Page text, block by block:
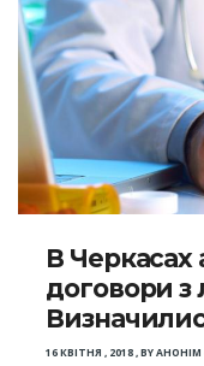
В Черкасах
договори з
16 КВІТНЯ , 2018,BYАНОНІМ